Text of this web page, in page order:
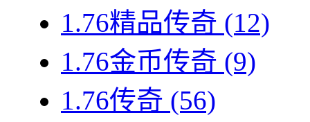
1.76精品传奇 (12)
1.76金币传奇 (9)
1.76传奇 (56)